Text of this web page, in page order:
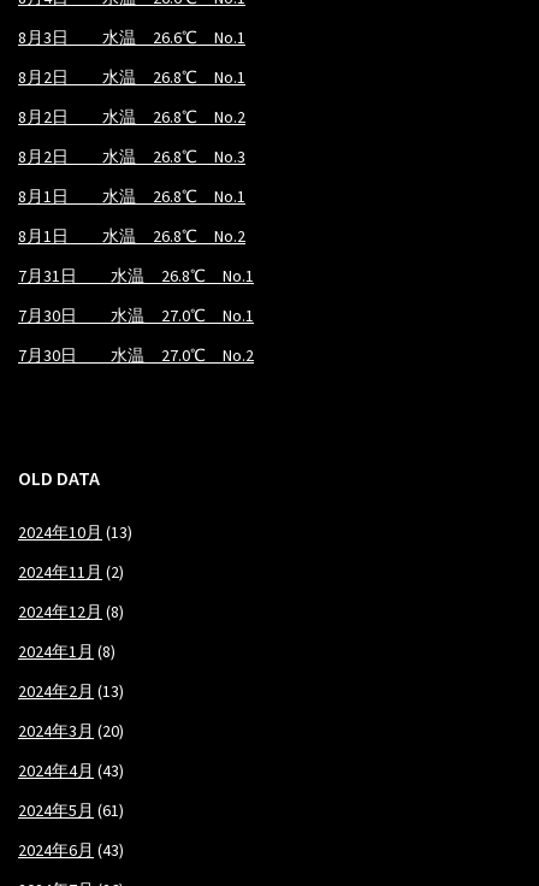
8月3日 水温 26.6℃ No.1
8月2日 水温 26.8℃ No.1
8月2日 水温 26.8℃ No.2
8月2日 水温 26.8℃ No.3
8月1日 水温 26.8℃ No.1
8月1日 水温 26.8℃ No.2
7月31日 水温 26.8℃ No.1
7月30日 水温 27.0℃ No.1
7月30日 水温 27.0℃ No.2
OLD DATA
2024年10月 (13)
2024年11月 (2)
2024年12月 (8)
2024年1月 (8)
2024年2月 (13)
2024年3月 (20)
2024年4月 (43)
2024年5月 (61)
2024年6月 (43)